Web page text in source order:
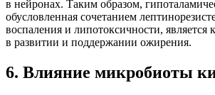
в нейронах. Таким образом,
обусловленная сочетанием
воспаления и липотоксичности, является
в развитии и поддержании ожирения.
6. Влияние микробиоты